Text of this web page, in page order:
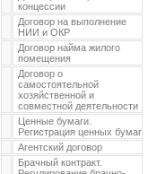
концессии
Договор на выполнение
НИИ и ОКР
Договор найма жилого
помещения
Договор о
самостоятельной
хозяйственной и
совместной деятельности
Ценные бумаги.
Регистрация ценных бумаг
Агентский договор
Брачный контракт.